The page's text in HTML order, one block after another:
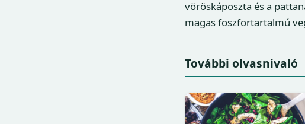
vöröskáposzta és a
magas foszfortartalmú
További olvasnivaló